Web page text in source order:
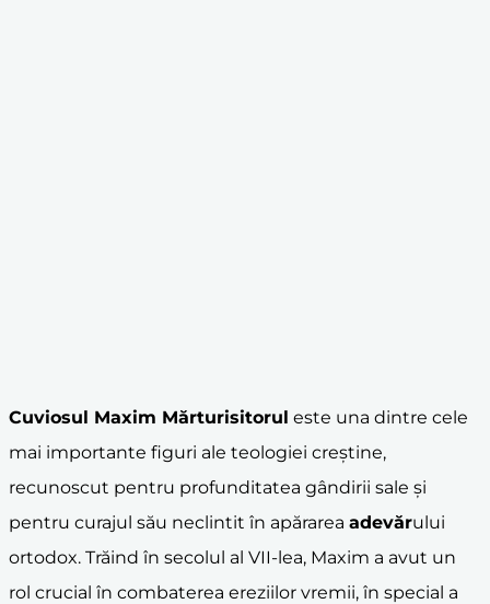
Cuviosul Maxim Mărturisitorul este una dintre cele
mai importante figuri ale teologiei creștine,
recunoscut pentru profunditatea gândirii sale și
pentru curajul său neclintit în apărarea adevărului
ortodox. Trăind în secolul al VII-lea, Maxim a avut un
rol crucial în combaterea ereziilor vremii, în special a